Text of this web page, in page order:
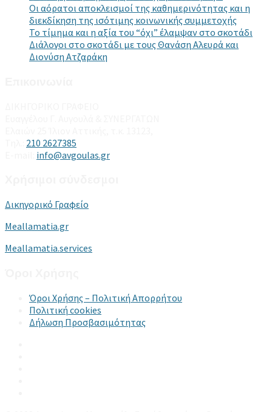
Οι αόρατοι αποκλεισμοί της καθημερινότητας και η
διεκδίκηση της ισότιμης κοινωνικής συμμετοχής
Το τίμημα και η αξία του “όχι” έλαμψαν στο σκοτάδι
Διάλογοι στο σκοτάδι με τους Θανάση Αλευρά και
Διονύση Ατζαράκη
210 2627385
info@avgoulas.gr
Δικηγορικό Γραφείο
Meallamatia.gr
Meallamatia.services
Όροι Χρήσης – Πολιτική Απορρήτου
Πολιτική cookies
Δήλωση Προσβασιμότητας